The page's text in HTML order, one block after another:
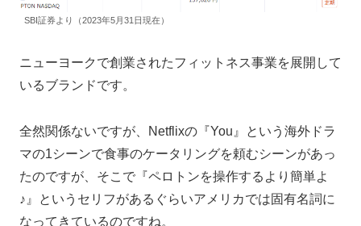
SBI証券より（2023年5月31日現在）
ニューヨークで創業されたフィットネス事業を展開して
いるブランドです。
全然関係ないですが、Netflixの『You』という海外ドラ
マの1シーンで食事のケータリングを頼むシーンがあっ
たのですが、そこで『ペロトンを操作するより簡単よ
♪』というセリフがあるぐらいアメリカでは固有名詞に
なってきているのですね。